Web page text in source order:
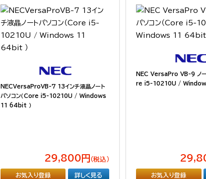
NECVersaProVB-7 13インチ液晶ノート
パソコン（Core i5-10210U / Windows
11 64bit ）
29,800円 （税込）
お気入り登録 詳しく見る
NEC VersaPro VB-9 ノー
re i5-10210U /
お気入り登録